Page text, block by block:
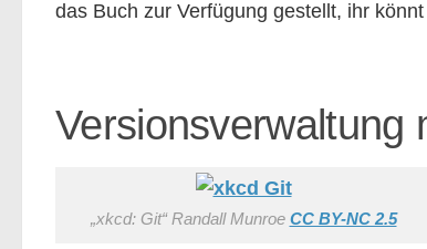
das Buch zur Verfügung gestellt, ihr
Versionsverwaltung
„xkcd: Git“ Randall Munroe CC BY-NC 2.5